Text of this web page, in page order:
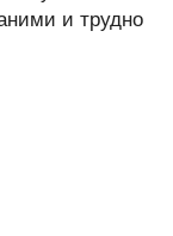
и трудно